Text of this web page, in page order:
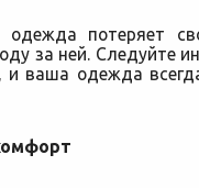
одежда потеряет
за ней. Следуйте
ваша одежда